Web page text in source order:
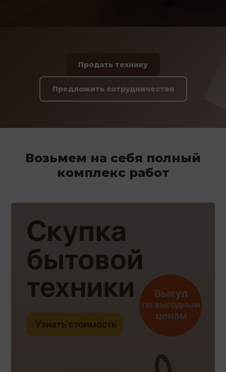
Продать технику
Предложить сотрудничество
Возьмем на себя полный
комплекс работ